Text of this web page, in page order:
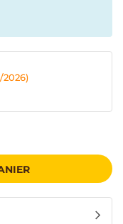
2026)